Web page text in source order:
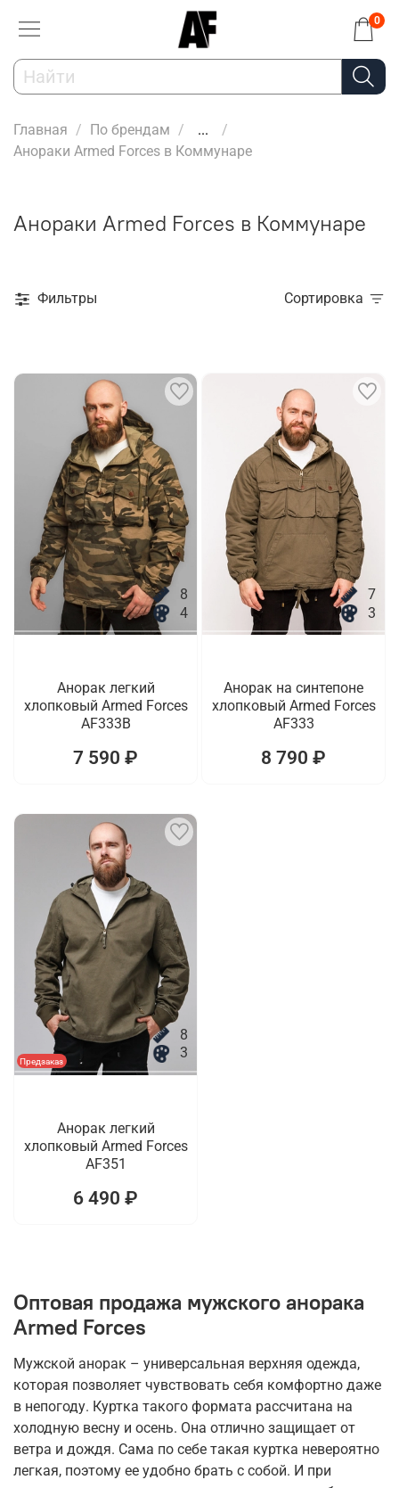
0
Главная По брендам
...
Анораки Armed Forces в Коммунаре
Анораки Armed Forces в Коммунаре
Фильтры Сортировка
8
4
Анорак легкий
хлопковый Armed Forces
AF333B
7 590 ₽
7
3
Анорак на синтепоне
хлопковый Armed Forces
AF333
8 790 ₽
Предзаказ
8
3
Анорак легкий
хлопковый Armed Forces
AF351
6 490 ₽
Оптовая продажа мужского анорака
Armed Forces
Мужской анорак – универсальная верхняя одежда,
которая позволяет чувствовать себя комфортно даже
в непогоду. Куртка такого формата рассчитана на
холодную весну и осень. Она отлично защищает от
ветра и дождя. Сама по себе такая куртка невероятно
легкая, поэтому ее удобно брать с собой. И при